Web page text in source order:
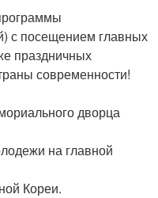
с посещением главных
праздничных
современности!
дворца
на главной
Кореи.